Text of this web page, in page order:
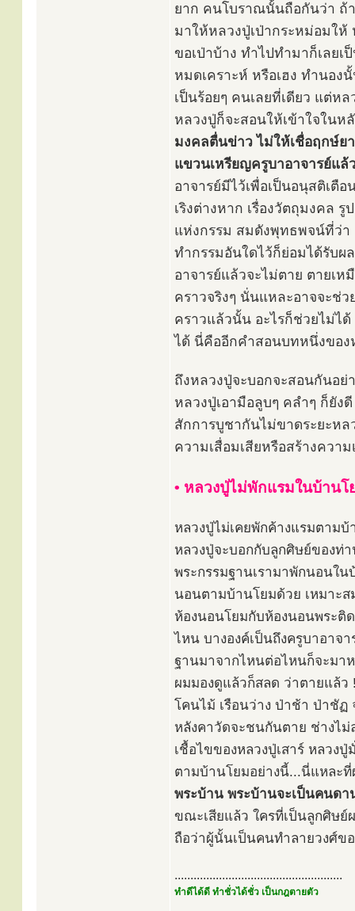
ยาก คนโบราณนั้นถือกันว่า ถ้
มาให้หลวงปู่เป่ากระหม่อมให้
ขอเป่าบ้าง ทำไปทำมาก็เลยเ
หมดเคราะห์ หรือเฮง ทำนอง
เป็นร้อยๆ คนเลยที่เดียว แต่ห
หลวงปู่ก็จะสอนให้เข้าใจใน
มงคลตื่นข่าว ไม่ให้เชื่อฤกษ์ย
แขวนเหรียญครูบาอาจารย์แล้
อาจารย์มีไว้เพื่อเป็นอนุสติเ
เริงต่างหาก เรื่องวัตถุมงคล
แห่งกรรม สมดังพุทธพจน์ที่ว่า
ทำกรรมอันใดไว้ก็ย่อมได้รับ
อาจารย์แล้วจะไม่ตาย ตายเ
คราวจริงๆ นั่นแหละอาจจะช่
คราวแล้วนั้น อะไรก็ช่วยไม่ไ
ได้ นี่คืออีกคำสอนบทหนึ่งของ
ถึงหลวงปู่จะบอกจะสอนกันอย่
หลวงปู่เอามือลูบๆ คลำๆ ก็ยัง
สักการบูชากันไม่ขาดระยะหล
ความเสื่อมเสียหรือสร้างควา
• หลวงปู่ไม่พักแรมในบ้านโ
หลวงปู่ไม่เคยพักค้างแรมตาม
หลวงปู่จะบอกกับลูกศิษย์ของท่า
พระกรรมฐานเรามาพักนอนใน
นอนตามบ้านโยมด้วย เหมาะ
ห้องนอนโยมกับห้องนอนพระติ
ไหน บางองค์เป็นถึงครูบาอาจ
ฐานมาจากไหนต่อไหนก็จะมา
ผมมองดูแล้วก็สลด ว่าตายแล้ว
โคนไม้ เรือนว่าง ป่าช้า ป่าชัฏ
หลังคาวัดจะชนกันตาย ช่างไม่
เชื้อไขของหลวงปู่เสาร์ หลว
ตามบ้านโยมอย่างนี้...นี่แหละ
พระบ้าน พระบ้านจะเป็นคนด
ขณะเสียแล้ว ใครที่เป็นลูกศิษ
ถือว่าผู้นั้นเป็นคนทำลายวงศ์ขอ
.....................................................
ทำดีได้ดี ทำชั่วได้ชั่ว เป็นกฎตายตัว